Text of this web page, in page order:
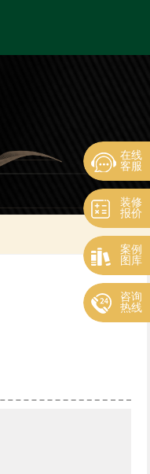
在线
客服
装修
报价
案例
图库
咨询
热线